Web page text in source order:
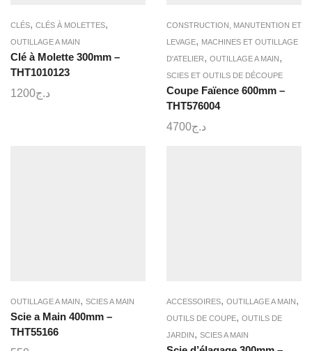
CLÉS, CLÉS À MOLETTES,
OUTILLAGE A MAIN
Clé à Molette 300mm –
THT1010123
د.ج1200
CONSTRUCTION, MANUTENTION ET
LEVAGE, MACHINES ET OUTILLAGE
D'ATELIER, OUTILLAGE A MAIN,
SCIES ET OUTILS DE DÉCOUPE
Coupe Faïence 600mm –
THT576004
د.ج4700
OUTILLAGE A MAIN, SCIES A MAIN
Scie a Main 400mm –
THT55166
ACCESSOIRES, OUTILLAGE A MAIN,
OUTILS DE COUPE, OUTILS DE
JARDIN, SCIES A MAIN